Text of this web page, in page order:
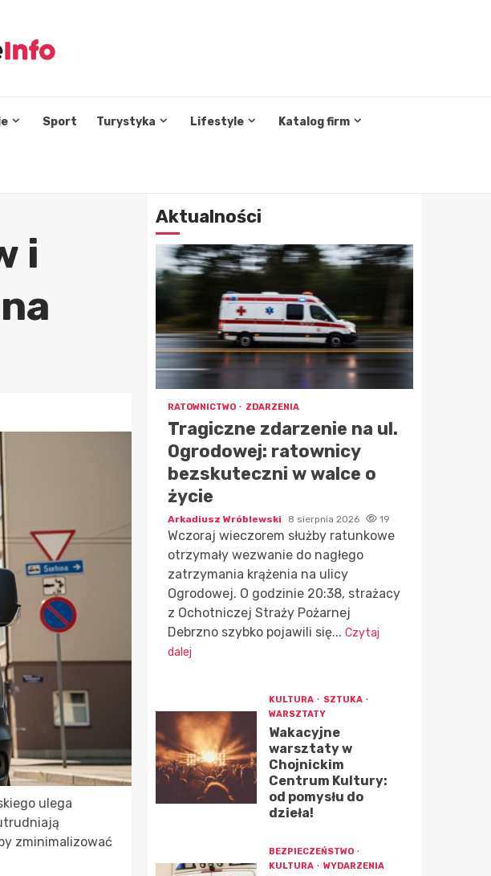
Sport Turystyka Lifestyle Katalog firm
i
ulega
zminimalizować
Aktualności
RATOWNICTWO ZDARZENIA
Tragiczne zdarzenie na ul.
Ogrodowej: ratownicy
bezskuteczni w walce o
życie
Arkadiusz Wróblewski 8 sierpnia 2026 19
Wczoraj wieczorem służby ratunkowe
otrzymały wezwanie do nagłego
zatrzymania krążenia na ulicy
Ogrodowej. O godzinie 20:38, strażacy
z Ochotniczej Straży Pożarnej
Debrzno szybko pojawili się... Czytaj
dalej
KULTURA
SZTUKA
WARSZTATY
Wakacyjne
warsztaty w
Chojnickim
Centrum Kultury:
od pomysłu do
dzieła!
BEZPIECZEŃSTWO
KULTURA
WYDARZENIA